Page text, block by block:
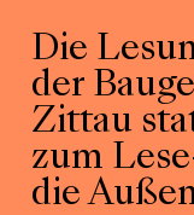
Die
der
Zittau
zum
die